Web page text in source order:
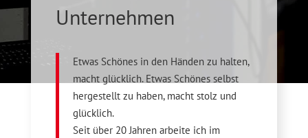
Unternehmen
Etwas Schönes in den Händen zu halten,
macht glücklich. Etwas Schönes selbst
hergestellt zu haben, macht stolz und
glücklich.
Seit über 20 Jahren arbeite ich im